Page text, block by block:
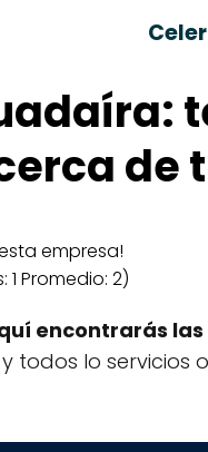
de
empresa!
1 Promedio: 2)
encontrarás las
todos lo servicios